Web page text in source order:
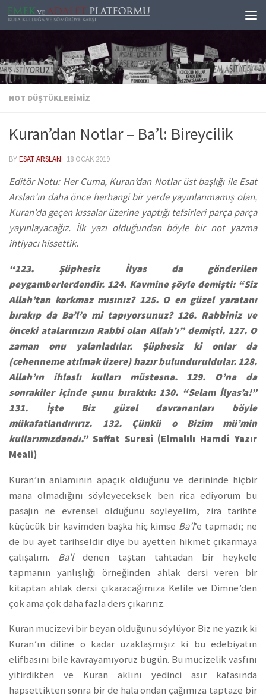
Skip to content
NOT DÜŞTÜKLERIMIZ
Kuran’dan Notlar – Ba’l: Bireycilik
BYESAT ARSLAN · 18 OCAK 2019
Editör Notu: Her Cuma, Kuran’dan Notlar üst başlığı ile Esat
Arslan’ın daha önce herhangi bir yerde yayınlanmamış olan,
Kuran’da geçen kıssalar üzerine yaptığı tefsirleri parça parça
yayınlayacağız. İlk yazı olduğundan böyle bir not yazma
ihtiyacı hissettik.
“123. Şüphesiz İlyas da gönderilen
peygamberlerdendir. 124. Kavmine şöyle demişti: “Siz
Allah’tan korkmaz mısınız? 125. O en güzel yaratanı
bırakıp da Ba’l’e mi tapıyorsunuz? 126. Rabbiniz ve
önceki atalarınızın Rabbi olan Allah’ı” demişti. 127. O
zaman onu yalanladılar. Şüphesiz ki onlar da
(cehenneme atılmak üzere) hazır bulunduruldular. 128.
Allah’ın ihlaslı kulları müstesna. 129. O’na da
sonrakiler içinde şunu bıraktık: 130. “Selam İlyas’a!”
131. İşte Biz güzel davrananları böyle
mükafatlandırırız. 132. Çünkü o Bizim mü’min
kullarımızdandı.”Saffat Suresi (Elmalılı Hamdi Yazır
Meali)
Kuran’ın anlamının apaçık olduğunu ve derininde hiçbir
mana olmadığını söyleyeceksek ben rica ediyorum bu
pasajın ne evrensel olduğunu söyleyelim, zira tarihte
küçücük bir kavimden başka hiç kimse Ba’l’e tapmadı; ne
de bu ayet tarihseldir diye bu ayetten hikmet çıkarmaya
çalışalım. Ba’ldenen taştan tahtadan bir heykele
tapmanın yanlışlığı örneğinden ahlak dersi veren bir
kitaptan ahlak dersi çıkaracağımıza Kelile ve Dimne’den
çok ama çok daha fazla ders çıkarırız.
Kuran mucizevi bir beyan olduğunu söylüyor. Biz ne yazık ki
Kuran’ın diline o kadar uzaklaşmışız ki bu edebiyatın
elifbasını bile kavrayamıyoruz bugün. Bu mucizelik vasfını
yitirdikten ve Kuran aklını yedinci asır kafasında
hapsettikten sonra bir de hala ondan çağımıza taptaze bir